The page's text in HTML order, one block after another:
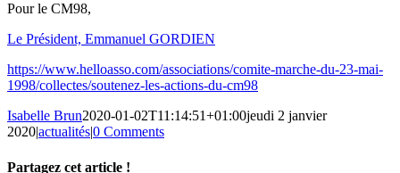
Pour le CM98,
Le Président, Emmanuel GORDIEN
https://www.helloasso.com/associations/comite-marche-du-23-mai-
1998/collectes/soutenez-les-actions-du-cm98
Isabelle Brun2020-01-02T11:14:51+01:00jeudi 2 janvier
2020|actualités|0 Comments
Partagez cet article !